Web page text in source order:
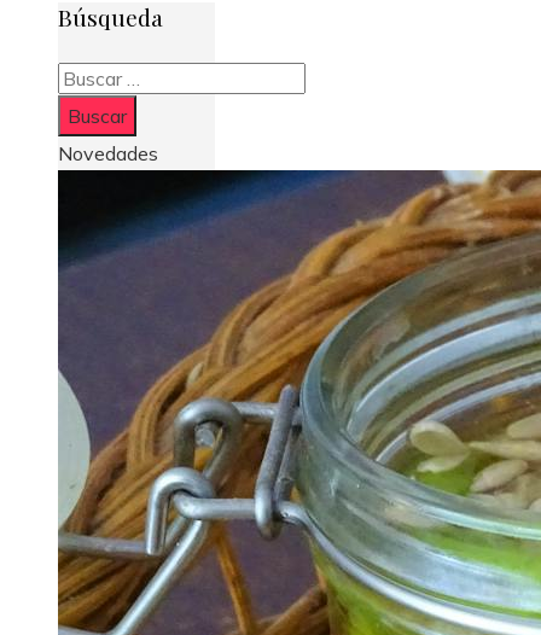
Búsqueda
Buscar:
Novedades